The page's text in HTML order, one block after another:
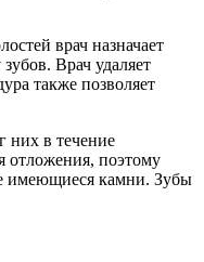
врач назначает
Врач удаляет
также позволяет
них в течение
отложения, поэтому
имеющиеся камни. Зубы